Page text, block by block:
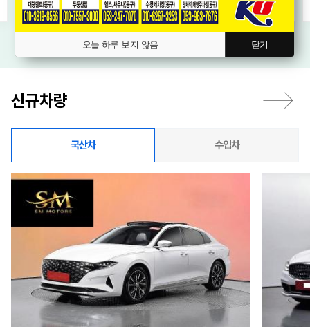
오늘 하루 보지 않음 닫기
신규차량
국산차 수입차